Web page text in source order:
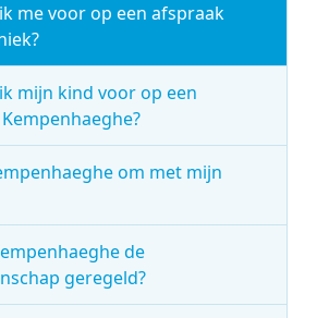
me voor op een afspraak
mijn kind voor op een
om met mijn
de
geregeld?